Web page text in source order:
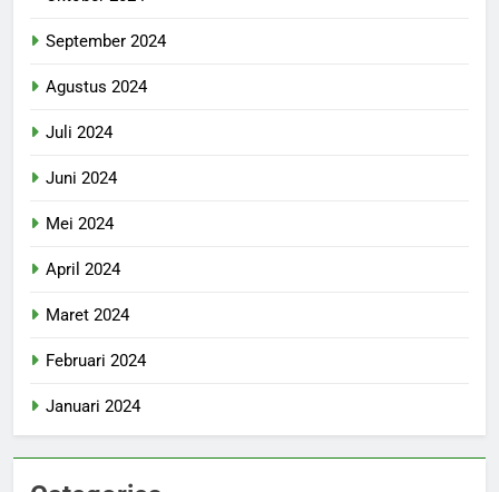
September 2024
Agustus 2024
Juli 2024
Juni 2024
Mei 2024
April 2024
Maret 2024
Februari 2024
Januari 2024